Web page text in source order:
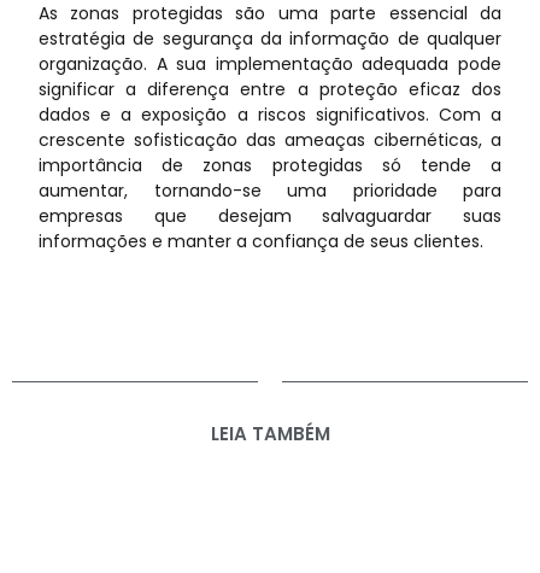
As zonas protegidas são uma parte essencial da
estratégia de segurança da informação de qualquer
organização. A sua implementação adequada pode
significar a diferença entre a proteção eficaz dos
dados e a exposição a riscos significativos. Com a
crescente sofisticação das ameaças cibernéticas, a
importância de zonas protegidas só tende a
aumentar, tornando-se uma prioridade para
empresas que desejam salvaguardar suas
informações e manter a confiança de seus clientes.
LEIA TAMBÉM